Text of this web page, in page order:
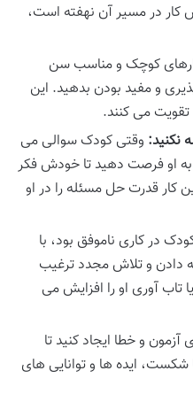
کار در مسیر آن نهفته است،
کوچک و مناسب سن
و مفید بودن بدهید. این
تقویت می کنند.
نکنید: وقتی کودک سوالی می
به او فرصت دهید تا خودش فکر
کار قدرت حل مسئله را در او
در کاری ناموفق بود، با
دادن و تلاش مجدد ترغیب
کنید. این رویکرد، resilience یا تاب آوری او را افزایش می
و خطا ایجاد کنید تا
ایده ها و توانایی های